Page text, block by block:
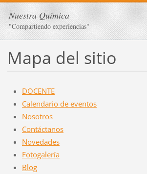
Nuestra Química
"Compartiendo experiencias"
Mapa del sitio
DOCENTE
Calendario de eventos
Nosotros
Contáctanos
Novedades
Fotogalería
Blog